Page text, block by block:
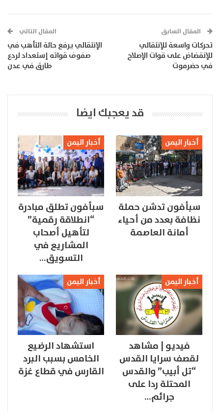
المقال السابق
تحركات واسعة للإنتقالي
للإنقضاض على قوات الإصلاح
في حضرموت
المقال التالي
الإنتقالي يرفع حالة التأهب في
صفوف قواته إستعداد لردع
طارق في عدن
قد يعجبك ايضا
أخبار اليمن
سبأفون تدشن حملة
نظافة بعدد من أحياء
أمانة العاصمة
أخبار اليمن
سبأفون تطلق مبادرة
“انطلاقة رقمية”
لتأهيل أصحاب
المشاريع في
التسويق…
أخبار اليمن
فيديو | مشاهد
لقصف سرايا القدس
“تل أبيب” والقدس
المحتلة ردا على
جرائم…
أخبار اليمن
استشهاد الرضيع
الخامس بسبب البرد
القارس في قطاع غزة